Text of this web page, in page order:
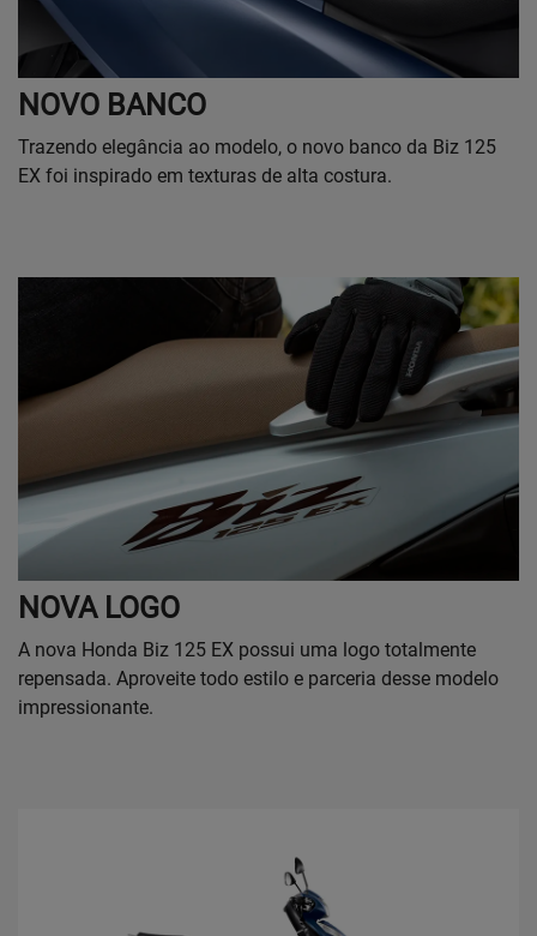
NOVO BANCO
Trazendo elegância ao modelo, o novo banco da Biz 125
EX foi inspirado em texturas de alta costura.
NOVA LOGO
A nova Honda Biz 125 EX possui uma logo totalmente
repensada. Aproveite todo estilo e parceria desse modelo
impressionante.